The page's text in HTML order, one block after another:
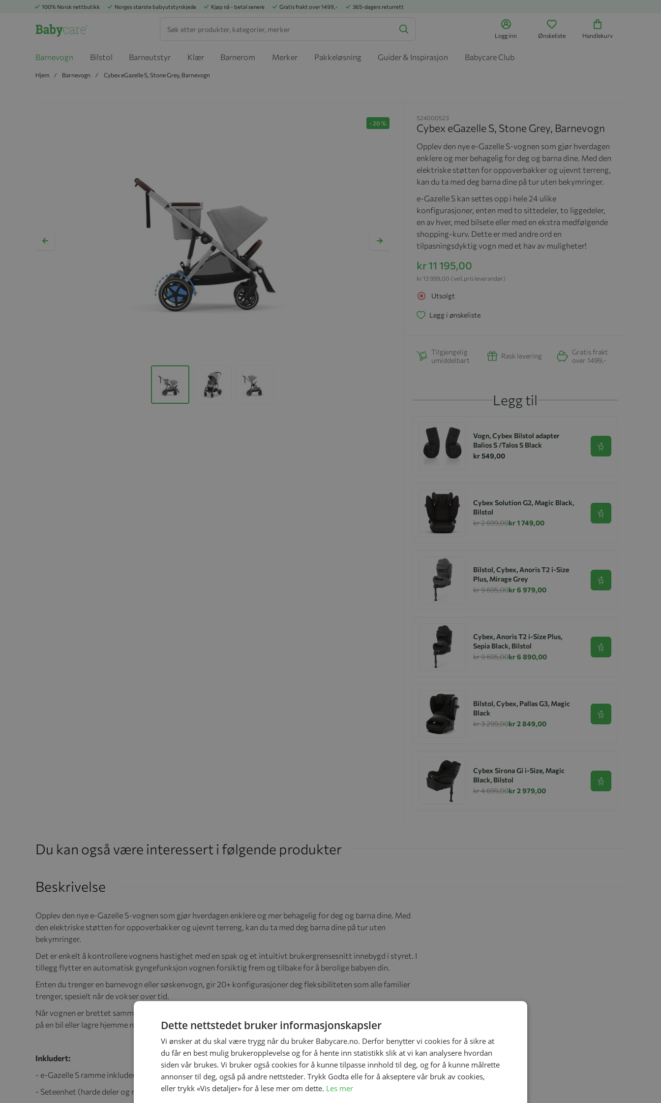
100% Norsk nettbutikk Norges største babyutstyrskjede Kjøp nå - betal senere Gratis frakt over 1499,- 365-dagers returrett
Logg inn Ønskeliste Handlekurv
Barnevogn Bilstol Barneutstyr Klær Barnerom Merker Pakkeløsning Guider & Inspirasjon Babycare Club
Hjem Barnevogn Cybex eGazelle S, Stone Grey, Barnevogn
-20 %
524000523
Cybex eGazelle S, Stone Grey, Barnevogn
Opplev den nye e-Gazelle S-vognen som gjør hverdagen
enklere og mer behagelig for deg og barna dine. Med den
elektriske støtten for oppoverbakker og ujevnt terreng,
kan du ta med deg barna dine på tur uten bekymringer.
e-Gazelle S kan settes opp i hele 24 ulike
konfigurasjoner, enten med to sittedeler, to liggedeler,
en av hver, med bilsete eller med en ekstra medfølgende
shopping-kurv. Dette er med andre ord en
tilpasningsdyktig vogn med et hav av muligheter!
kr 11 195,00
(veil.pris leverandør)
kr 13 999,00
Utsolgt
Legg i ønskeliste
Tilgjengelig
umiddelbart
Rask levering
Gratis frakt
over 1499,-
Legg til
Vogn, Cybex Bilstol adapter
Balios S /Talos S Black
kr 549,00
Se produkt
Cybex Solution G2, Magic Black,
Bilstol
kr 2 699,00kr 1 749,00
Se produkt
Bilstol, Cybex, Anoris T2 i-Size
Plus, Mirage Grey
kr 9 695,00kr 6 979,00
Se produkt
Cybex, Anoris T2 i-Size Plus,
Sepia Black, Bilstol
kr 9 695,00kr 6 890,00
Se produkt
Bilstol, Cybex, Pallas G3, Magic
Black
kr 3 299,00kr 2 849,00
Se produkt
Cybex Sirona Gi i-Size, Magic
Black, Bilstol
kr 4 699,00kr 2 979,00
Se produkt
Beskrivelse
Opplev den nye e-Gazelle S-vognen som gjør hverdagen enklere og mer behagelig for deg og barna dine. Med
den elektriske støtten for oppoverbakker og ujevnt terreng, kan du ta med deg barna dine på tur uten
bekymringer.
Det er enkelt å kontrollere vognens hastighet med en spak og et intuitivt brukergrensesnitt innebygd i styret. I
tillegg flytter en automatisk gyngefunksjon vognen forsiktig frem og tilbake for å berolige babyen din.
Enten du trenger en barnevogn eller søskenvogn, gir 20+ konfigurasjoner deg fleksibiliteten som alle familier
trenger, spesielt når de vokser over tid.
Når vognen er brettet sammen, tar den minimalt med plass og er derfor praktisk å ha med seg i bagasjerommet
på en bil eller lagre hjemme når den ikke er i bruk.
Inkludert:
- e-Gazelle S ramme inkludert hjul
- Seteenhet (harde deler og myke varer)
Du kan også være interessert i følgende produkter
Dette nettstedet bruker informasjonskapsler
Vi ønsker at du skal være trygg når du bruker Babycare.no. Derfor benytter vi cookies for å sikre at
du får en best mulig brukeropplevelse og for å hente inn statistikk slik at vi kan analysere hvordan
siden vår brukes. Vi bruker også cookies for å kunne tilpasse innhold til deg, og for å kunne målrette
annonser til deg, også på andre nettsteder. Trykk Godta elle for å akseptere vår bruk av cookies,
eller trykk «Vis detaljer» for å lese mer om dette. Les mer